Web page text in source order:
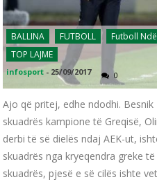
BALLINA FUTBOLL Futboll
TOP LAJME
infosport - 25/09/2017 0
Ajo që pritej, edhe ndodhi.
skuadrës kampione të Greqisë,
derbi të së dielës ndaj AEK-ut,
skuadrës nga kryeqendra greke
skuadrës, pjesë e së cilës ishte